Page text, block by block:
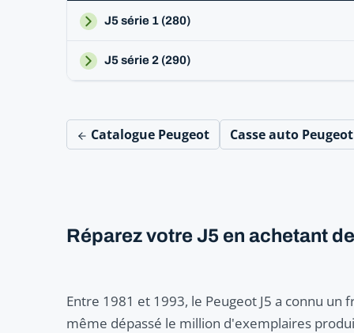
J5 série 1 (280)
J5 série 2 (290)
Catalogue Peugeot Casse auto
Réparez votre J5 en achetant
Entre 1981 et 1993, le Peugeot J5 a connu
même dépassé le million d'exemplaires